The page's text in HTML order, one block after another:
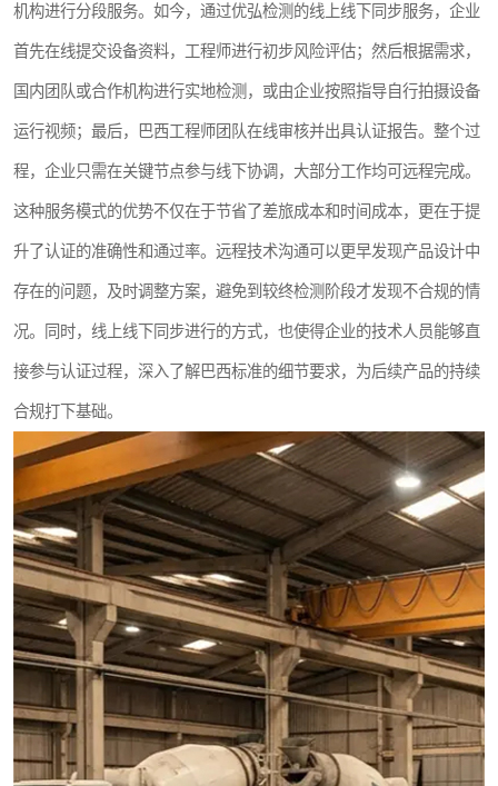
机构进行分段服务。如今，通过优弘检测的线上线下同步服务，企业
首先在线提交设备资料，工程师进行初步风险评估；然后根据需求，
国内团队或合作机构进行实地检测，或由企业按照指导自行拍摄设备
运行视频；最后，巴西工程师团队在线审核并出具认证报告。整个过
程，企业只需在关键节点参与线下协调，大部分工作均可远程完成。
这种服务模式的优势不仅在于节省了差旅成本和时间成本，更在于提
升了认证的准确性和通过率。远程技术沟通可以更早发现产品设计中
存在的问题，及时调整方案，避免到较终检测阶段才发现不合规的情
况。同时，线上线下同步进行的方式，也使得企业的技术人员能够直
接参与认证过程，深入了解巴西标准的细节要求，为后续产品的持续
合规打下基础。